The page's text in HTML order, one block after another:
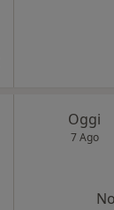
Oggi
7 Ago